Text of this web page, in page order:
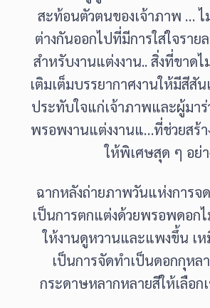
สะท้อนตัวตนของเจ้าภาพ … ไ
ต่างกันออกไปที่มีการใส่ใจราย
สำหรับงานแต่งงาน.. สิ่งที่ขาดไ
เติมเต็มบรรยากาศงานให้มีสีสั
ประทับใจแก่เจ้าภาพและผู้มา
พรอพงานแต่งงานแ…ที่ช่วยสร้
ให้พิเศษสุด ๆ อย่า
ฉากหลังถ่ายภาพวันแห่งการจ
เป็นการตกแต่งด้วยพรอพดอก
ให้งานดูหวานและแพงขึ้น เห
เป็นการจัดทำเป็นดอกกุหล
กระดาษหลากหลายสีให้เลือก